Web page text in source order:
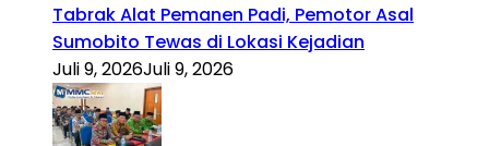
Tabrak Alat Pemanen Padi, Pemotor Asal
Sumobito Tewas di Lokasi Kejadian
Juli 9, 2026Juli 9, 2026